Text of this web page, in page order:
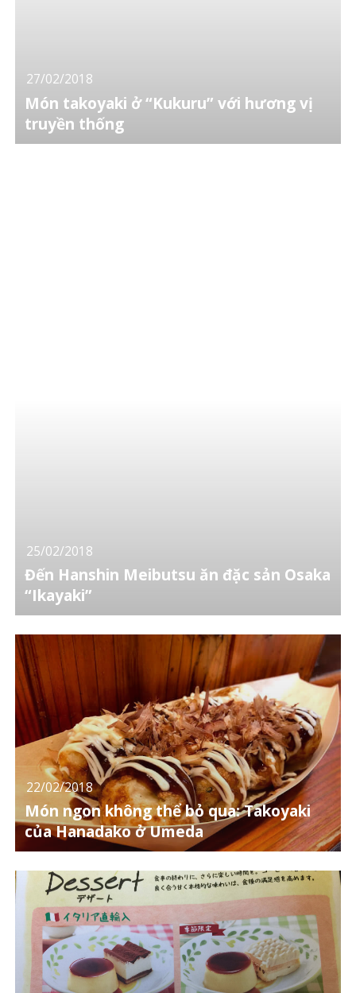
27/02/2018
Món takoyaki ở “Kukuru” với hương vị
truyền thống
25/02/2018
Đến Hanshin Meibutsu ăn đặc sản Osaka
“Ikayaki”
22/02/2018
Món ngon không thể bỏ qua: Takoyaki
của Hanadako ở Umeda